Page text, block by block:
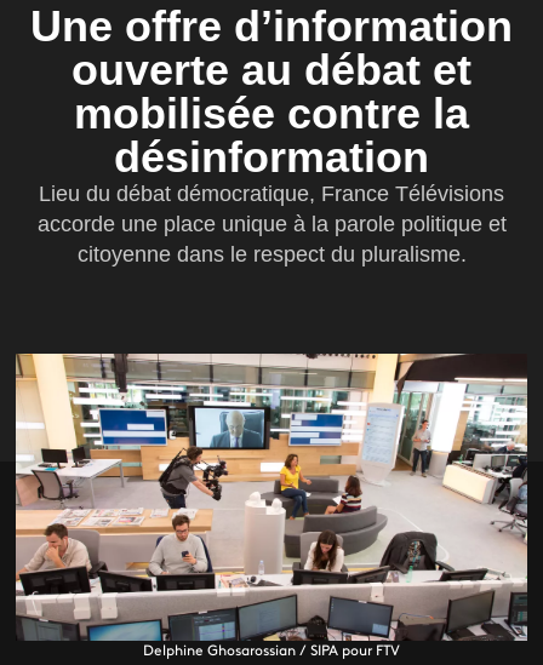
Une offre d’information
ouverte au débat et
mobilisée contre la
désinformation
Lieu du débat démocratique, France Télévisions
accorde une place unique à la parole politique et
citoyenne dans le respect du pluralisme.
Delphine Ghosarossian / SIPA pour FTV